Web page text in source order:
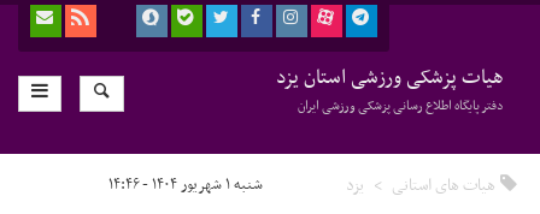
هیات پزشکی ورزشی استان یزد
دفتر پایگاه اطلاع رسانی پزشکی ورزشی ایران
هیات های استانی یزد شنبه ۱ شهریور ۱۴۰۴ - ۱۴:۴۶